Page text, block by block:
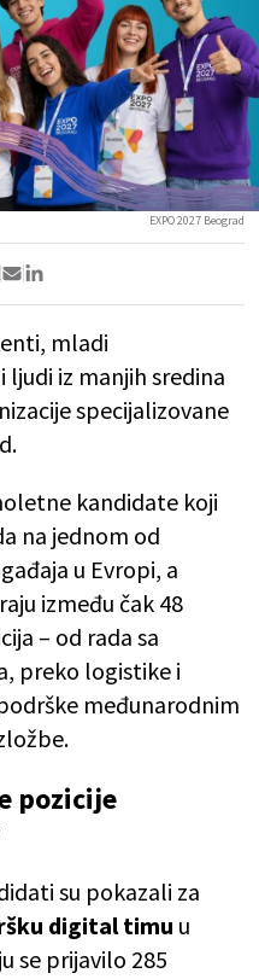
EXPO 2027 Beograd
mladi
iz manjih sredina
specijalizovane
kandidate koji
na jednom od
u Evropi, a
između čak 48
– od rada sa
preko logistike i
međunarodnim
pozicije
su pokazali za
digital timu u
se prijavilo 285